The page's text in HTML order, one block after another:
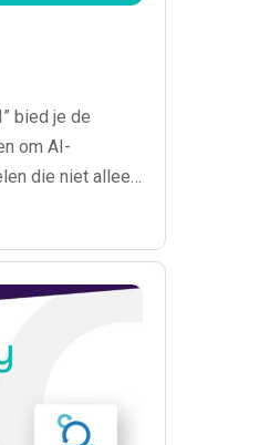
bied je de
om AI-
die niet alleen
maar ook
een specifieke